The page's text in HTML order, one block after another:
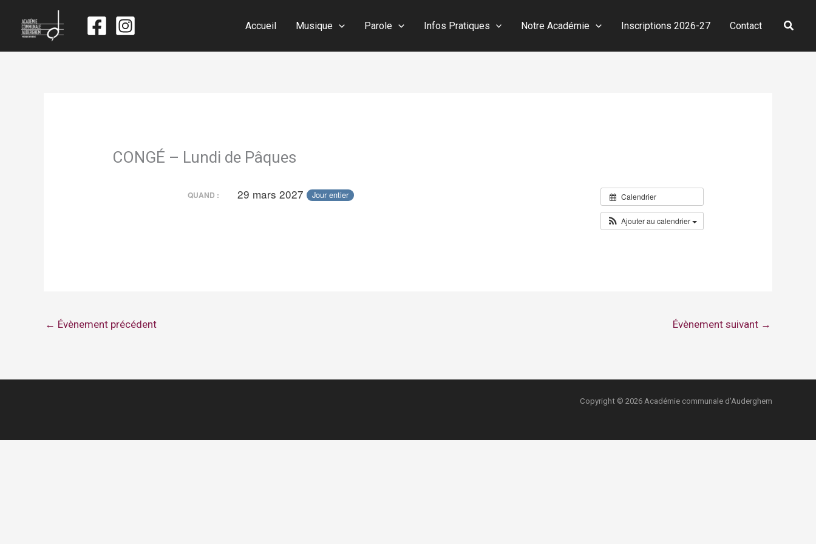
Accueil Musique Parole Infos Pratiques Notre Académie Inscriptions 2026-27 Contact
CONGÉ – Lundi de Pâques
Calendrier
Ajouter au calendrier
QUAND : 29 mars 2027 Jour entier
← Évènement précédent Évènement suivant →
Copyright © 2026 Académie communale d'Auderghem